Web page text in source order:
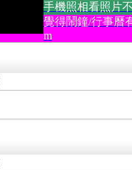
手機照相看照片
覺得鬧鐘/行事曆
m